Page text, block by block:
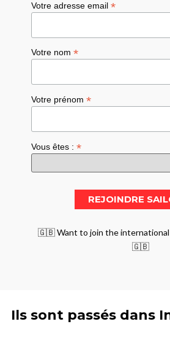
Votre adresse email*
Votre nom*
Votre prénom*
Vous êtes :*
🇬🇧 Want to join the international
🇬🇧
Ils sont passés dans